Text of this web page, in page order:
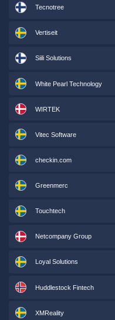
Tecnotree
Vertiseit
Siili Solutions
White Pearl Technology
WIRTEK
Vitec Software
checkin.com
Greenmerc
Touchtech
Netcompany Group
Loyal Solutions
Huddlestock Fintech
XMReality